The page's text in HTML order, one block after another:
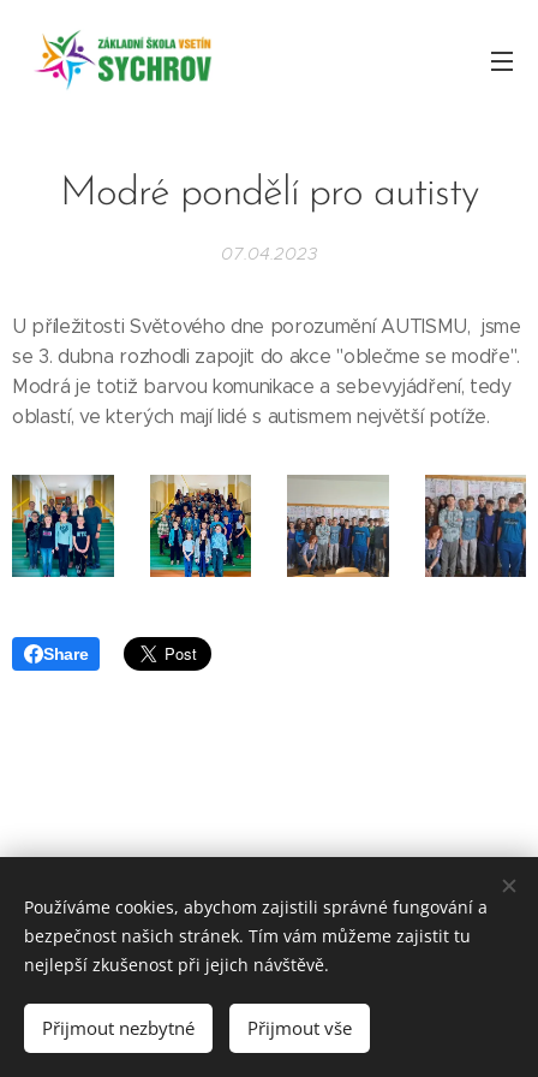
Modré pondělí pro autisty
07.04.2023
U příležitosti Světového dne porozumění AUTISMU, jsme
se 3. dubna rozhodli zapojit do akce "oblečme se modře".
Modrá je totiž barvou komunikace a sebevyjádření, tedy
oblastí, ve kterých mají lidé s autismem největší potíže.
Share
© 2017ZÁKLADNÍ ŠKOLA VSETÍN, SYCHROV 97.
Vytvořeno službou Webnode
Používáme cookies, abychom zajistili správné fungování a
bezpečnost našich stránek. Tím vám můžeme zajistit tu
nejlepší zkušenost při jejich návštěvě.
Přijmout nezbytné Přijmout vše